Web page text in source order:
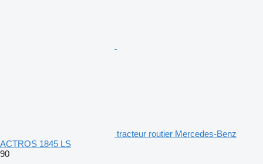
tracteur routier Mercedes-Benz
ACTROS 1845 LS
90